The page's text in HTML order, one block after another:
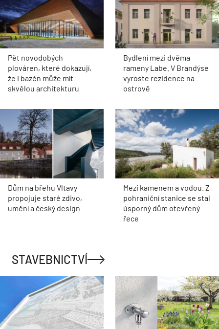
Pět novodobých
plováren, které dokazují,
že i bazén může mít
skvělou architekturu
Bydlení mezi dvěma
rameny Labe. V Brandýse
vyroste rezidence na
ostrově
Dům na břehu Vltavy
propojuje staré zdivo,
umění a český design
Mezi kamenem a vodou. Z
pohraniční stanice se stal
úsporný dům otevřený
řece
STAVEBNICTVÍ